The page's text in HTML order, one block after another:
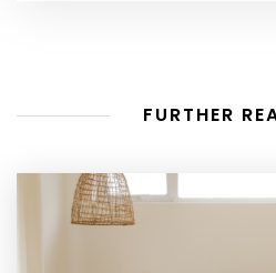
FURTHER